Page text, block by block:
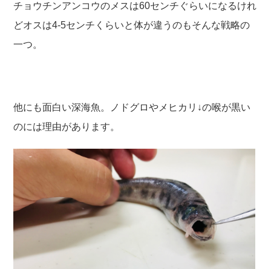
チョウチンアンコウのメスは60センチぐらいになるけれ
どオスは4-5センチくらいと体が違うのもそんな戦略の
一つ。
他にも面白い深海魚。ノドグロやメヒカリ↓の喉が黒い
のには理由があります。